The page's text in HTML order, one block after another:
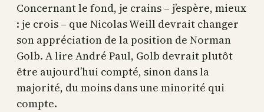
Concernant le fond, je crains – j’espère, mieux
: je crois – que Nicolas Weill devrait changer
son appréciation de la position de Norman
Golb. A lire André Paul, Golb devrait plutôt
être aujourd’hui compté, sinon dans la
majorité, du moins dans une minorité qui
compte.